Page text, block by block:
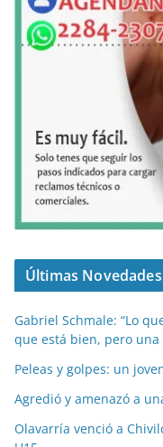
Últimas Novedades
Gabriel Schmale: “Lo
que está bien, pero
Peleas y golpes: un
Agredió y amenazó a
Olavarría venció a